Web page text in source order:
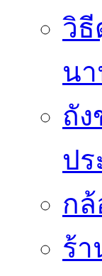
วิธี
น
ถั
ปร
ก
ร้